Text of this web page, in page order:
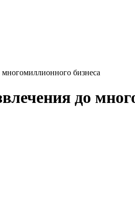
многомиллионного бизнеса
до